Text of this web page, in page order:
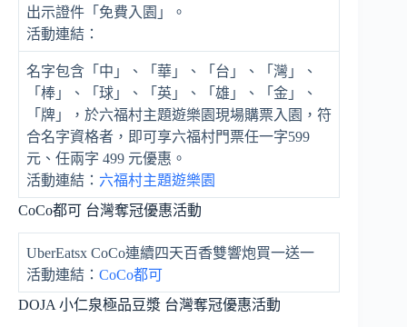
出示證件「免費入園」。
活動連結：
名字包含「中」、「華」、「台」、「灣」、
「棒」、「球」、「英」、「雄」、「金」、
「牌」，於六福村主題遊樂園現場購票入園，符
合名字資格者，即可享六福村門票任一字599
元、任兩字 499 元優惠。
活動連結： 六福村主題遊樂園
CoCo都可 台灣奪冠優惠活動
UberEatsx CoCo連續四天百香雙響炮買一送一
活動連結： CoCo都可
DOJA 小仁泉極品豆漿 台灣奪冠優惠活動